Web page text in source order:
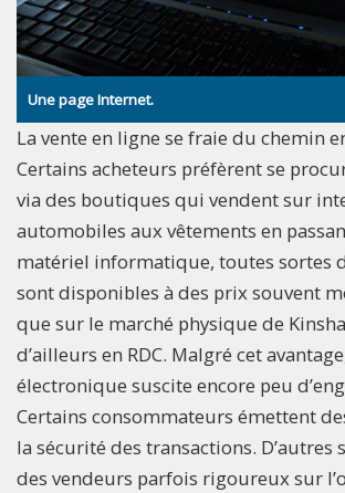
Une page Internet.
La vente en ligne se fraie du chemin
Certains acheteurs préfèrent se
via des boutiques qui vendent sur
automobiles aux vêtements en
matériel informatique, toutes sortes
sont disponibles à des prix souvent
que sur le marché physique de
d’ailleurs en RDC. Malgré cet
électronique suscite encore peu
Certains consommateurs émettent
la sécurité des transactions. D’autres
des vendeurs parfois rigoureux sur